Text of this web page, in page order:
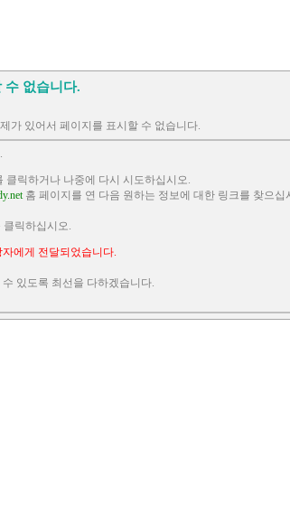
수 없습니다.
가 있어서 페이지를 표시할 수 없습니다.
클릭하거나 나중에 다시 시도하십시오.
홈 페이지를 연 다음 원하는 정보에 대한 링크를 찾으십
클릭하십시오.
에게 전달되었습니다.
있도록 최선을 다하겠습니다.